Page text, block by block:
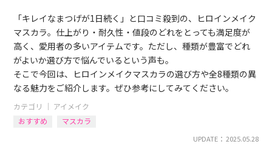
「キレイなまつげが1日続く」と口コミ殺到の、ヒロインメイク
マスカラ。仕上がり・耐久性・値段のどれをとっても満足度が
高く、愛用者の多いアイテムです。ただし、種類が豊富でどれ
がよいか選び方で悩んでいるという声も。
そこで今回は、ヒロインメイクマスカラの選び方や全8種類の異
なる魅力をご紹介します。ぜひ参考にしてみてください。
カテゴリ ｜ アイメイク
おすすめ
マスカラ
UPDATE： 2025.05.28